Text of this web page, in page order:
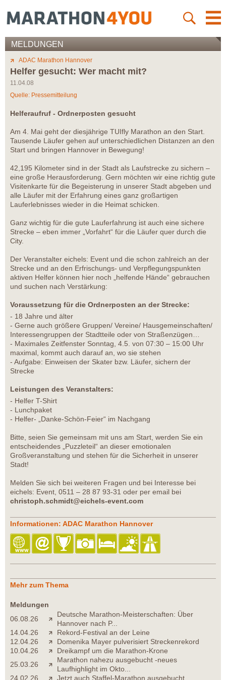
MELDUNGEN
ADAC Marathon Hannover
Helfer gesucht: Wer macht mit?
11.04.08
Quelle: Pressemitteilung
Helferaufruf - Ordnerposten gesucht
Am 4. Mai geht der diesjährige TUIfly Marathon an den Start.
Tausende Läufer gehen auf unterschiedlichen Distanzen an den
Start und bringen Hannover in Bewegung!
42,195 Kilometer sind in der Stadt als Laufstrecke zu sichern –
eine große Herausforderung. Gern möchten wir eine richtig gute
Visitenkarte für die Begeisterung in unserer Stadt abgeben und
alle Läufer mit der Erfahrung eines ganz großartigen
Lauferlebnisses wieder in die Heimat schicken.
Ganz wichtig für die gute Lauferfahrung ist auch eine sichere
Strecke – eben immer „Vorfahrt“ für die Läufer quer durch die
City.
Der Veranstalter eichels: Event und die schon zahlreich an der
Strecke und an den Erfrischungs- und Verpflegungspunkten
aktiven Helfer können hier noch „helfende Hände“ gebrauchen
und suchen nach Verstärkung:
Voraussetzung für die Ordnerposten an der Strecke:
- 18 Jahre und älter
- Gerne auch größere Gruppen/ Vereine/ Hausgemeinschaften/
Interessengruppen der Stadtteile oder von Straßenzügen…
- Maximales Zeitfenster Sonntag, 4.5. von 07:30 – 15:00 Uhr
maximal, kommt auch darauf an, wo sie stehen
- Aufgabe: Einweisen der Skater bzw. Läufer, sichern der
Strecke
Leistungen des Veranstalters:
- Helfer T-Shirt
- Lunchpaket
- Helfer- „Danke-Schön-Feier“ im Nachgang
Bitte, seien Sie gemeinsam mit uns am Start, werden Sie ein
entscheidendes „Puzzleteil“ an dieser emotionalen
Großveranstaltung und stehen für die Sicherheit in unserer
Stadt!
Melden Sie sich bei weiteren Fragen und bei Interesse bei
eichels: Event, 0511 – 28 87 93-31 oder per email bei
christoph.schmidt@eichels-event.com
Informationen: ADAC Marathon Hannover
Mehr zum Thema
Meldungen
06.08.26
Deutsche Marathon-Meisterschaften: Über
Hannover nach P...
14.04.26
Rekord-Festival an der Leine
12.04.26
Domenika Mayer pulverisiert Streckenrekord
10.04.26
Dreikampf um die Marathon-Krone
25.03.26
Marathon nahezu ausgebucht -neues
Laufhighlight im Okto...
24.02.26
Jetzt auch Staffel-Marathon ausgebucht